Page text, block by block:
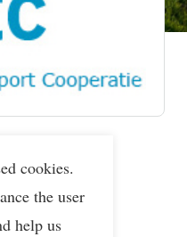
Deelnemer
cookies.
the user
help us